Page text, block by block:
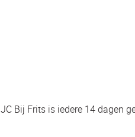
JC Bij Frits is iedere 14 dagen